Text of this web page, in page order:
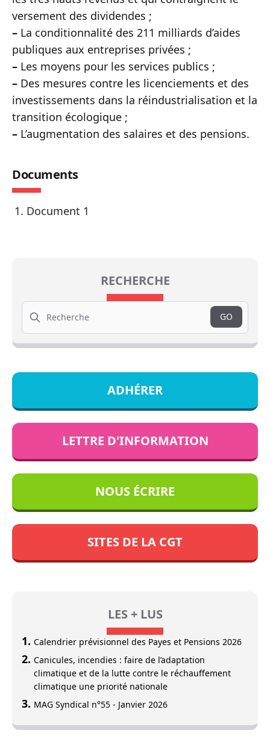
versement des dividendes ;
– La conditionnalité des 211 milliards d’aides
publiques aux entreprises privées ;
– Les moyens pour les services publics ;
– Des mesures contre les licenciements et des
investissements dans la réindustrialisation et la
transition écologique ;
– L’augmentation des salaires et des pensions.
Documents
Document 1
RECHERCHE
Search
GO
ADHÉRER
LETTRE D'INFORMATION
NOUS ÉCRIRE
SITES DE LA CGT
LES + LUS
Calendrier prévisionnel des Payes et Pensions 2026
Canicules, incendies : faire de l’adaptation
climatique et de la lutte contre le réchauffement
climatique une priorité nationale
MAG Syndical n°55 - Janvier 2026